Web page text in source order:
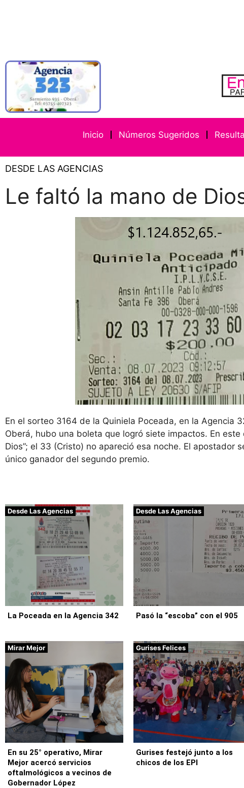
Inicio Números Sugeridos
DESDE LAS AGENCIAS
Le faltó la mano de
En el sorteo 3164 de la Quiniela Poceada, en la Agencia
Oberá, hubo una boleta que logró siete impactos. En este
Dios”; el 33 (Cristo) no apareció esa noche. El apostador
único ganador del segundo premio.
Desde Las Agencias
La Poceada en la Agencia 342
Desde Las Agencias
Pasó la “escoba” con el 905
Mirar Mejor
En su 25° operativo, Mirar
Mejor acercó servicios
oftalmológicos a vecinos de
Gobernador López
Gurises Felices
Gurises festejó junto a los
chicos de los EPI